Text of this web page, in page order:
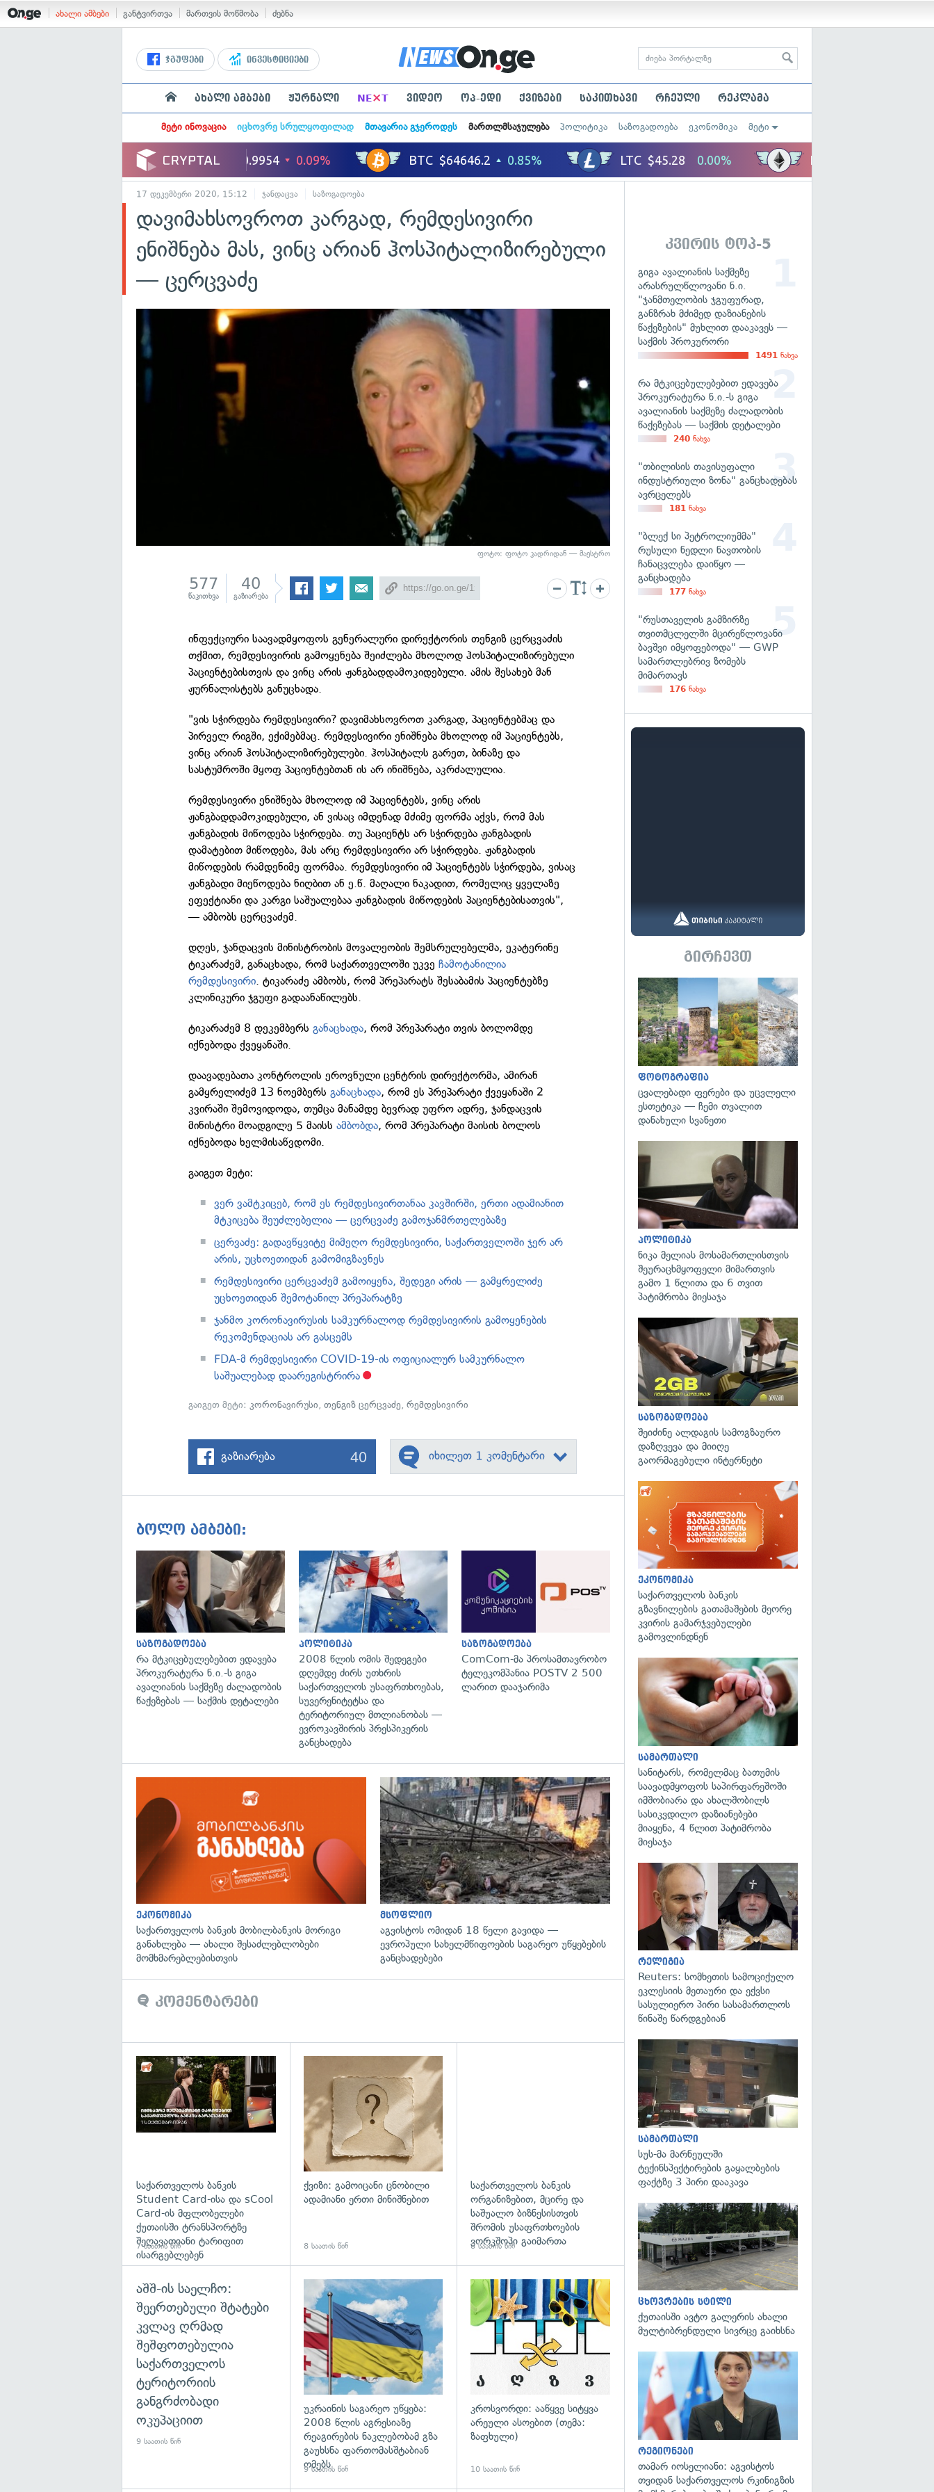
ახალი ამბები განტვირთვა მართვის მოწმობა ძებნა
ჯგუფები ინვესტიციები
ახალი ამბები ჟურნალი NE×T ვიდეო ოპ-ედი ქვიზები საკითხავი რჩეული რეკლამა
მეტი ინოვაცია იცხოვრე სრულყოფილად მთავარია გჯეროდეს მართლმსაჯულება პოლიტიკა საზოგადოება ეკონომიკა მეტი
17 დეკემბერი 2020, 15:12 ჯანდაცვა საზოგადოება
დავიმახსოვროთ კარგად, რემდესივირი
ენიშნება მას, ვინც არიან ჰოსპიტალიზირებული
— ცერცვაძე
ფოტო: ფოტო კადრიდან — მაესტრო
577
წაკითხვა
40
გაზიარება
ინფექციური საავადმყოფოს გენერალური დირექტორის თენგიზ ცერცვაძის
თქმით, რემდესივირის გამოყენება შეიძლება მხოლოდ ჰოსპიტალიზირებული
პაციენტებისთვის და ვინც არის ჟანგბადდამოკიდებული. ამის შესახებ მან
ჟურნალისტებს განუცხადა.
"ვის სჭირდება რემდესივირი? დავიმახსოვროთ კარგად, პაციენტებმაც და
პირველ რიგში, ექიმებმაც. რემდესივირი ენიშნება მხოლოდ იმ პაციენტებს,
ვინც არიან ჰოსპიტალიზირებულები. ჰოსპიტალს გარეთ, ბინაზე და
სასტუმროში მყოფ პაციენტებთან ის არ ინიშნება, აკრძალულია.
რემდესივირი ენიშნება მხოლოდ იმ პაციენტებს, ვინც არის
ჟანგბადდამოკიდებული, ან ვისაც იმდენად მძიმე ფორმა აქვს, რომ მას
ჟანგბადის მიწოდება სჭირდება. თუ პაციენტს არ სჭირდება ჟანგბადის
დამატებით მიწოდება, მას არც რემდესივირი არ სჭირდება. ჟანგბადის
მიწოდების რამდენიმე ფორმაა. რემდესივირი იმ პაციენტებს სჭირდება, ვისაც
ჟანგბადი მიეწოდება ნიღბით ან ე.წ. მაღალი ნაკადით, რომელიც ყველაზე
ეფექტიანი და კარგი საშუალებაა ჟანგბადის მიწოდების პაციენტებისათვის",
— ამბობს ცერცვაძემ.
დღეს, ჯანდაცვის მინისტრობის მოვალეობის შემსრულებელმა, ეკატერინე
ტიკარაძემ, განაცხადა, რომ საქართველოში უკვე ჩამოტანილია
რემდესივირი. ტიკარაძე ამბობს, რომ პრეპარატს შესაბამის პაციენტებზე
კლინიკური ჯგუფი გადაანაწილებს.
ტიკარაძემ 8 დეკემბერსგანაცხადა, რომ პრეპარატი თვის ბოლომდე
იქნებოდა ქვეყანაში.
დაავადებათა კონტროლის ეროვნული ცენტრის დირექტორმა, ამირან
გამყრელიძემ 13 ნოემბერსგანაცხადა, რომ ეს პრეპარატი ქვეყანაში 2
კვირაში შემოვიდოდა, თუმცა მანამდე ბევრად უფრო ადრე, ჯანდაცვის
მინისტრი მოადგილე 5 მაისსამბობდა, რომ პრეპარატი მაისის ბოლოს
იქნებოდა ხელმისაწვდომი.
გაიგეთ მეტი:
ვერ ვამტკიცებ, რომ ეს რემდესივირთანაა კავშირში, ერთი ადამიანით
მტკიცება შეუძლებელია — ცერცვაძე გამოჯანმრთელებაზე
ცერვაძე: გადავწყვიტე მიმეღო რემდესივირი, საქართველოში ჯერ არ
არის, უცხოეთიდან გამომიგზავნეს
რემდესივირი ცერცვაძემ გამოიყენა, შედეგი არის — გამყრელიძე
უცხოეთიდან შემოტანილ პრეპარატზე
ჯანმო კორონავირუსის სამკურნალოდ რემდესივირის გამოყენების
რეკომენდაციას არ გასცემს
FDA-მ რემდესივირი COVID-19-ის ოფიციალურ სამკურნალო
საშუალებად დაარეგისტრირა
გაიგეთ მეტი:კორონავირუსი,თენგიზ ცერცვაძე,რემდესივირი
გაზიარება 40 იხილეთ 1 კომენტარი
ბოლო ამბები:
გადახედვა
საზოგადოება
რა მტკიცებულებებით ედავება
პროკურატურა ნ.ი.-ს გიგა
ავალიანის საქმეზე ძალადობის
წაქეზებას — საქმის დეტალები
პოლიტიკა
2008 წლის ომის შედეგები
დღემდე ძირს უთხრის
საქართველოს უსაფრთხოებას,
სუვერენიტეტსა და
ტერიტორიულ მთლიანობას —
ევროკავშირის პრესპიკერის
განცხადება
გადახედვა
საზოგადოება
ComCom-მა პროსამთავრობო
ტელეკომპანია POSTV 2 500
ლარით დააჯარიმა
ეკონომიკა
საქართველოს ბანკის მობილბანკის მორიგი
განახლება — ახალი შესაძლებლობები
მომხმარებლებისთვის
გადახედვა
მსოფლიო
აგვისტოს ომიდან 18 წელი გავიდა —
ევროპული სახელმწიფოების საგარეო უწყებების
განცხადებები
კომენტარები
საქართველოს ბანკის
Student Card-ისა და sCool
Card-ის მფლობელები
ქუთაისში ტრანსპორტზე
შეღავათიანი ტარიფით
ისარგებლებენ
7 საათის წინ
ქვიზი: გამოიცანი ცნობილი
ადამიანი ერთი მინიშნებით
8 საათის წინ
საქართველოს ბანკის
ორგანიზებით, მცირე და
საშუალო ბიზნესისთვის
შრომის უსაფრთხოების
ვორკშოპი გაიმართა
8 საათის წინ
აშშ-ის საელჩო:
შეერთებული შტატები
კვლავ ღრმად
შეშფოთებულია
საქართველოს
ტერიტორიის
განგრძობადი
ოკუპაციით
9 საათის წინ
გადახედვა
უკრაინის საგარეო უწყება:
2008 წლის აგრესიაზე
რეაგირების ნაკლებობამ გზა
გაუხსნა ფართომასშტაბიან
ომებს
9 საათის წინ
კროსვორდი: ააწყვე სიტყვა
არეული ასოებით (თემა:
ზაფხული)
10 საათის წინ
კვირის ტოპ-5
გიგა ავალიანის საქმეზე
არასრულწლოვანი ნ.ი.
"ჯანმთელობის ჯგუფურად,
განზრახ მძიმედ დაზიანების
წაქეზების" მუხლით დააკავეს —
საქმის პროკურორი
1491 ნახვა
რა მტკიცებულებებით ედავება
პროკურატურა ნ.ი.-ს გიგა
ავალიანის საქმეზე ძალადობის
წაქეზებას — საქმის დეტალები
240 ნახვა
"თბილისის თავისუფალი
ინდუსტრიული ზონა" განცხადებას
ავრცელებს
181 ნახვა
"ბლექ სი პეტროლიუმმა"
რუსული ნედლი ნავთობის
ჩანაცვლება დაიწყო —
განცხადება
177 ნახვა
"რუსთაველის გამზირზე
თვითმცლელში მცირეწლოვანი
ბავშვი იმყოფებოდა" — GWP
სამართლებრივ ზომებს
მიმართავს
176 ნახვა
გირჩევთ
ფოტოგრაფია
ცვალებადი ფერები და უცვლელი
ესთეტიკა — ჩემი თვალით
დანახული სვანეთი
პოლიტიკა
ნიკა მელიას მოსამართლისთვის
შეურაცხმყოფელი მიმართვის
გამო 1 წლითა და 6 თვით
პატიმრობა მიესაჯა
საზოგადოება
შეიძინე ალდაგის სამოგზაურო
დაზღვევა და მიიღე
გაორმაგებული ინტერნეტი
ეკონომიკა
საქართველოს ბანკის
გზავნილების გათამაშების მეორე
კვირის გამარჯვებულები
გამოვლინდნენ
სამართალი
სანიტარს, რომელმაც ბათუმის
საავადმყოფოს საპირფარეშოში
იმშობიარა და ახალშობილს
სასიკვდილო დაზიანებები
მიაყენა, 4 წლით პატიმრობა
მიესაჯა
რელიგია
Reuters: სომხეთის სამოციქულო
ეკლესიის მეთაური და ექვსი
სასულიერო პირი სასამართლოს
წინაშე წარდგებიან
სამართალი
სუს-მა მარნეულში
ტექინსპექტირების გაყალბების
ფაქტზე 3 პირი დააკავა
ცხოვრების სტილი
ქუთაისში ავტო გალერის ახალი
მულტიბრენდული სივრცე გაიხსნა
რეგიონები
თამარ იოსელიანი: აგვისტოს
თვიდან საქართველოს რკინიგზის